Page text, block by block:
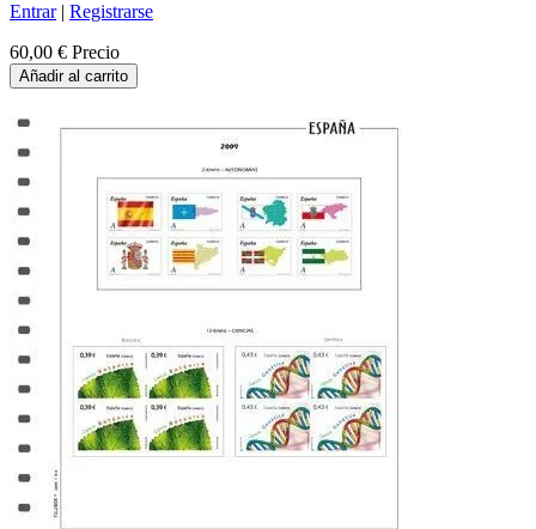
Entrar| Registrarse
60,00 € Precio
Añadir al carrito